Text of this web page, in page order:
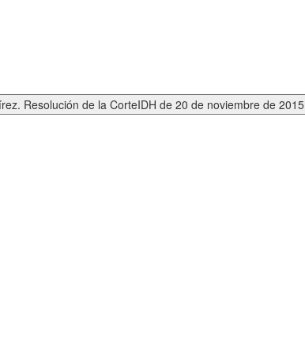
Resolución de la CorteIDH de 20 de noviembre de 2015